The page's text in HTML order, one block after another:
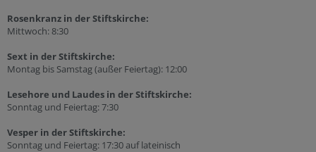
Rosenkranz in der Stiftskirche:
Mittwoch: 8:30
Sext in der Stiftskirche:
Montag bis Samstag (außer Feiertag): 12:00
Lesehore und Laudes in der Stiftskirche:
Sonntag und Feiertag: 7:30
Vesper in der Stiftskirche:
Sonntag und Feiertag: 17:30 auf lateinisch